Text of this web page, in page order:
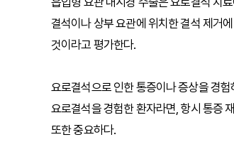
결석이나 상부 요관에 위치한 결석 제거
것이라고 평가한다.
요로결석으로 인한 통증이나 증상을 경
요로결석을 경험한 환자라면, 항시 통증
또한 중요하다.